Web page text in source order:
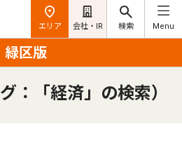
エリア 会社・IR 検索 Menu
緑区版
：「経済」の検索）